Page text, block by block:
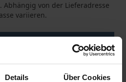
Details Über Cookies
Abhängig von der Lieferadresse
variieren.